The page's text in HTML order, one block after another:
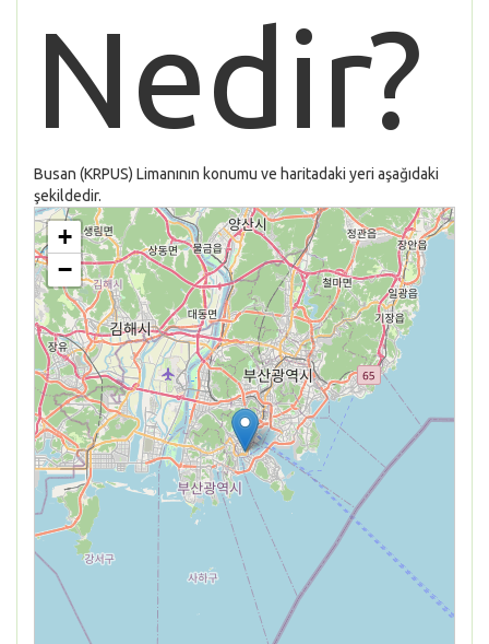
Nedir?
Busan (KRPUS) Limanının konumu ve haritadaki yeri aşağıdaki
şekildedir.
+
−